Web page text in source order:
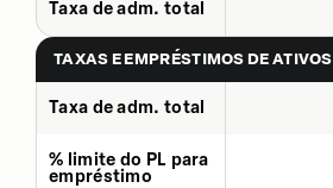
Taxa de adm. total
TAXAS E EMPRÉSTIMOS DE ATIVOS
Taxa de adm. total
% limite do PL para
empréstimo